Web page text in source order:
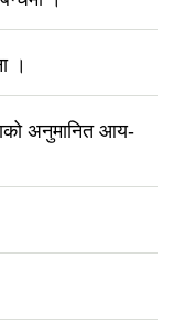
।
अनुमानित आय-